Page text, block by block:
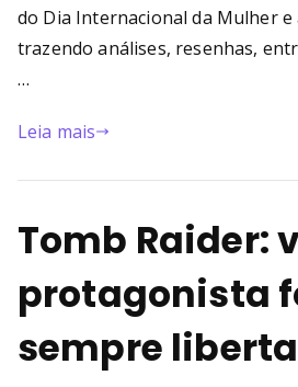
do Dia Internacional da Mulher
trazendo análises, resenhas,
…
Leia mais
Tomb Raider:
protagonista
sempre